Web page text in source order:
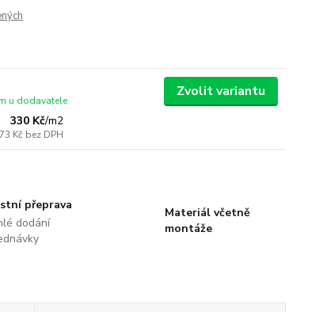
330 Kč/m2
Kč bez DPH
u dodavatele
Zvolit variantu
přeprava
dodání
Materiál včetně
montáže